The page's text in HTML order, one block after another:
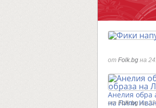
от Folk.bg на
Анелия обра
на Лили
от Folk.bg на